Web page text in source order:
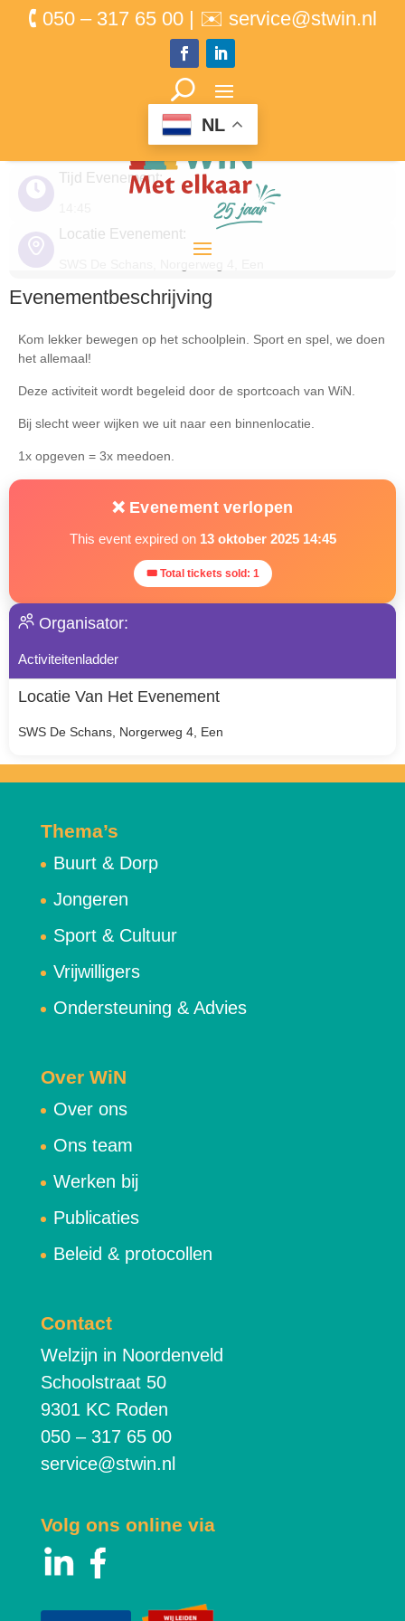
🕻 050 – 317 65 00 | ✉ service@stwin.nl
NL
Sport- en Speltour Een –
groep 1 t/m 8
Datum Evenement:
Tijd Evenement:
Locatie Evenement:
Evenementbeschrijving
Kom lekker bewegen op het schoolplein. Sport en spel, we doen
het allemaal!
Deze activiteit wordt begeleid door de sportcoach van WiN.
Bij slecht weer wijken we uit naar een binnenlocatie.
1x opgeven = 3x meedoen.
❌ Evenement verlopen
This event expired on 13 oktober 2025 14:45
🎟 Total tickets sold: 1
Organisator:
Activiteitenladder
Locatie Van Het Evenement
SWS De Schans, Norgerweg 4, Een
Thema’s
Buurt & Dorp
Jongeren
Sport & Cultuur
Vrijwilligers
Ondersteuning & Advies
Over WiN
Over ons
Ons team
Werken bij
Publicaties
Beleid & protocollen
Contact
Welzijn in Noordenveld
Schoolstraat 50
9301 KC Roden
050 – 317 65 00
service@stwin.nl
Volg ons online via